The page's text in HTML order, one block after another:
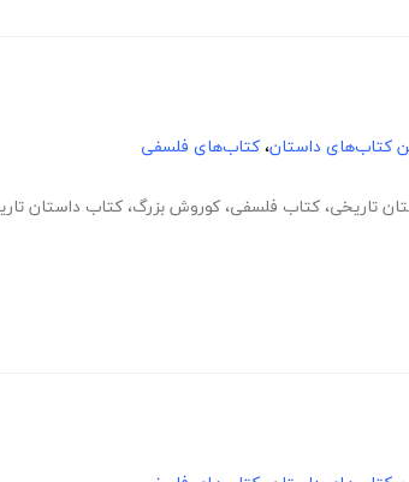
کتاب‌های داستان، کتاب‌های فلسفی
تاریخی، کتاب فلسفی، کوروش بزرگ، کتاب داستان